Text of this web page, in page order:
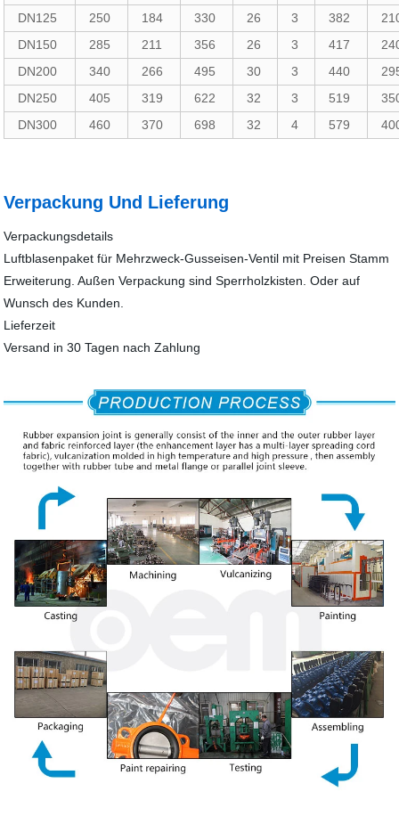
DN125
250 184 330 26 3 382
DN150
285 211 356 26 3 417
DN200
340 266 495 30 3 440
DN250
405 319 622 32 3 519
DN300
460 370 698 32 4 579
Verpackung Und Lieferung
Verpackungsdetails
Luftblasenpaket für Mehrzweck-Gusseisen-Ventil mit Preisen Stamm
Erweiterung. Außen Verpackung sind Sperrholzkisten. Oder auf
Wunsch des Kunden.
Lieferzeit
Versand in 30 Tagen nach Zahlung